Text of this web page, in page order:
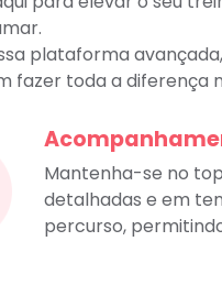
plataforma
fazer toda a diferença
Mantenha-se no
detalhadas e em
percurso,